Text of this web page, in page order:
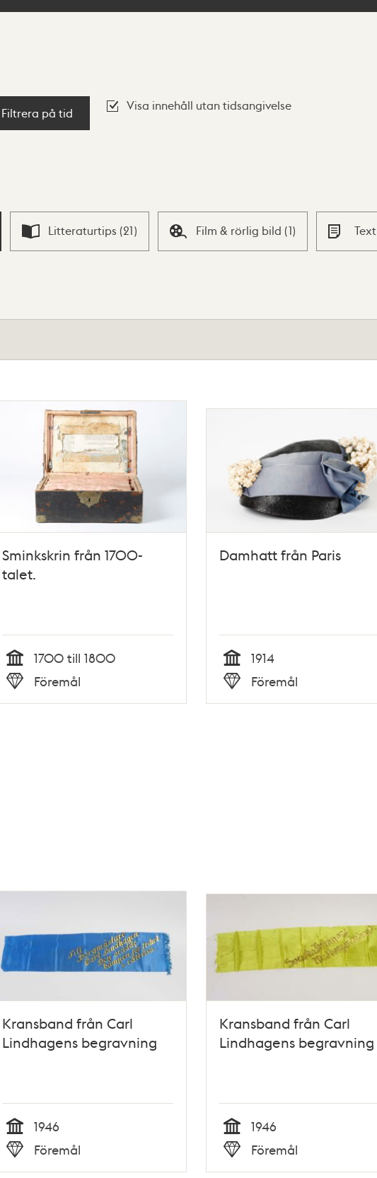
Filtrera på tid
Visa innehåll utan tidsangivelse
Litteraturtips (21) Film & rörlig bild (1) Text
Sminkskrin från 1700-
talet.
Tid
1700 till 1800
Föremål
Damhatt från Paris
Tid
1914
Föremål
Kransband från Carl
Lindhagens begravning
Tid
1946
Typ
Föremål
Kransband från Carl
Lindhagens begravning
Tid
1946
Typ
Föremål